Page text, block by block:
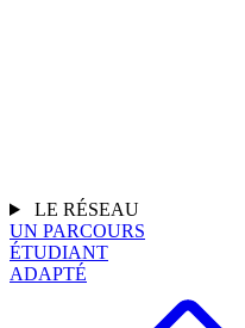
LE RÉSEAU
UN PARCOURS
ÉTUDIANT
ADAPTÉ